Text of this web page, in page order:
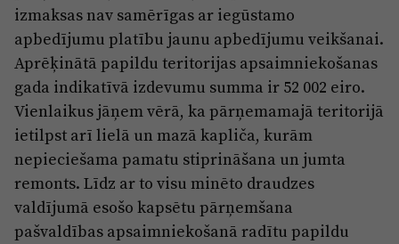
izmaksas nav samērīgas ar iegūstamo
apbedījumu platību jaunu apbedījumu veikšanai.
Aprēķinātā papildu teritorijas apsaimniekošanas
gada indikatīvā izdevumu summa ir 52 002 eiro.
Vienlaikus jāņem vērā, ka pārņemamajā teritorijā
ietilpst arī lielā un mazā kapliča, kurām
nepieciešama pamatu stiprināšana un jumta
remonts. Līdz ar to visu minēto draudzes
valdījumā esošo kapsētu pārņemšana
pašvaldības apsaimniekošanā radītu papildu